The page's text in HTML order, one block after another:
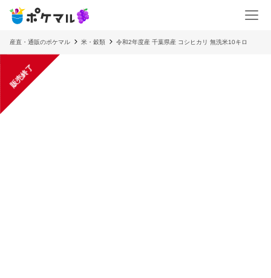
産直・通販のポケマル 米・穀類 令和2年度産 千葉県産 コシヒカリ 無洗米10キロ
販売終了